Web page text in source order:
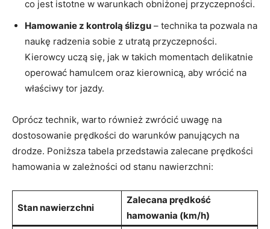
co jest istotne w warunkach obniżonej przyczepności.
Hamowanie z kontrolą ślizgu – technika ta pozwala na
naukę radzenia sobie z utratą przyczepności.
Kierowcy uczą się, jak w takich momentach delikatnie
operować hamulcem oraz kierownicą, aby wrócić na
właściwy tor jazdy.
Oprócz technik, warto również zwrócić uwagę na
dostosowanie prędkości do warunków panujących na
drodze. Poniższa tabela przedstawia zalecane prędkości
hamowania w zależności od stanu nawierzchni:
Stan nawierzchni
Zalecana prędkość
hamowania (km/h)